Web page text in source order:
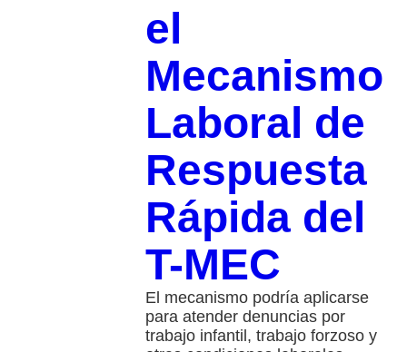
el
Mecanismo
Laboral de
Respuesta
Rápida del
T-MEC
El mecanismo podría aplicarse
para atender denuncias por
trabajo infantil, trabajo forzoso y